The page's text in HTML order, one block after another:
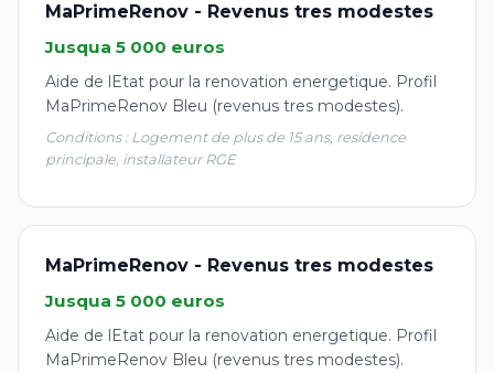
MaPrimeRenov - Revenus tres modestes
Jusqua 5 000 euros
Aide de lEtat pour la renovation energetique. Profil
MaPrimeRenov Bleu (revenus tres modestes).
Conditions : Logement de plus de 15 ans, residence
principale, installateur RGE
MaPrimeRenov - Revenus tres modestes
Jusqua 5 000 euros
Aide de lEtat pour la renovation energetique. Profil
MaPrimeRenov Bleu (revenus tres modestes).